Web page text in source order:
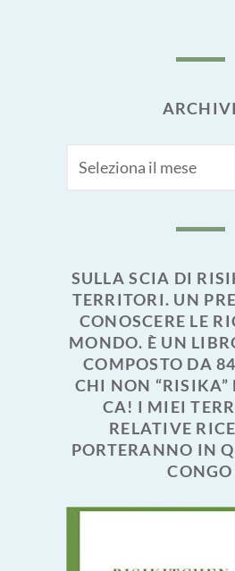
ARCHIVI
SULLA SCIA DI
TERRITORI. UN
CONOSCERE LE
MONDO. È UN
COMPOSTO DA
CHI NON “RISIKA”
CA! I MIEI
RELATIVE
PORTERANNO IN
CONGO